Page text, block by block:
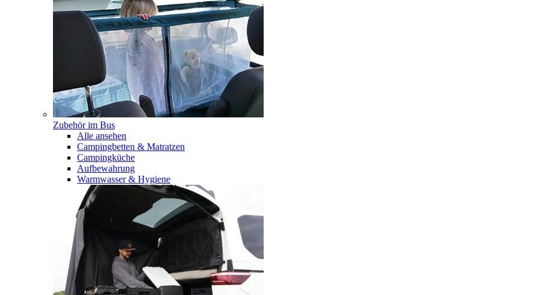
Zubehör im Bus
Alle ansehen
Campingbetten & Matratzen
Campingküche
Aufbewahrung
Warmwasser & Hygiene